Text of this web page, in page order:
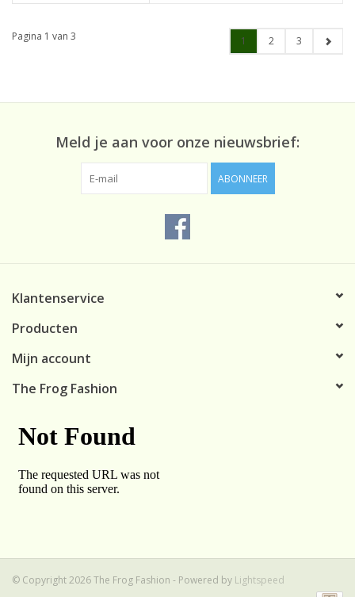
Pagina 1 van 3 1 2 3
Meld je aan voor onze nieuwsbrief:
ABONNEER
Klantenservice
Producten
Mijn account
The Frog Fashion
© Copyright 2026 The Frog Fashion - Powered by Lightspeed